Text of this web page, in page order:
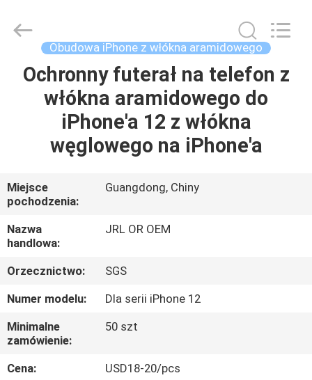
DOM
PRODUKTY
POKAZ
VR
O
NAS
KONTROLA
JAKOŚCI
Technology
Reserved.
Obudowa iPhone z włókna aramidowego
Ochronny futerał na telefon z
włókna aramidowego do
iPhone'a 12 z włókna
węglowego na iPhone'a
Miejsce
pochodzenia:
Guangdong, Chiny
Nazwa
handlowa:
JRL OR OEM
Orzecznictwo:
SGS
Numer modelu:
Dla serii iPhone 12
Minimalne
zamówienie:
50 szt
Cena:
USD18-20/pcs